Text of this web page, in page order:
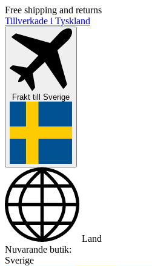
Free shipping and returns
Tillverkade i Tyskland
Frakt till Sverige
Land
Nuvarande butik:
Sverige